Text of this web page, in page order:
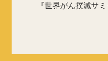
『世界がん撲滅サ